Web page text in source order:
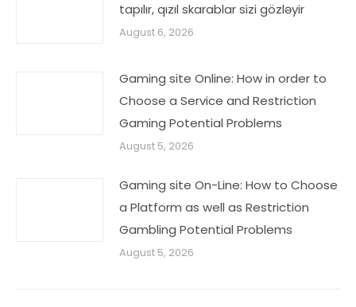
tapılır, qızıl skarablar sizi gözləyir
August 6, 2026
Gaming site Online: How in order to
Choose a Service and Restriction
Gaming Potential Problems
August 5, 2026
Gaming site On-Line: How to Choose
a Platform as well as Restriction
Gambling Potential Problems
August 5, 2026